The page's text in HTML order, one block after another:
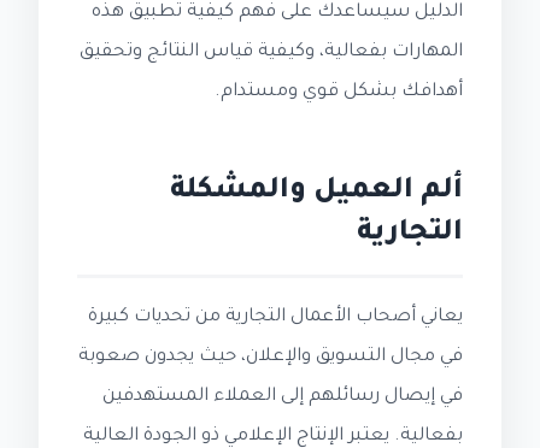
الدليل سيساعدك على فهم كيفية تطبيق هذه
المهارات بفعالية، وكيفية قياس النتائج وتحقيق
أهدافك بشكل قوي ومستدام.
ألم العميل والمشكلة
التجارية
يعاني أصحاب الأعمال التجارية من تحديات كبيرة
في مجال التسويق والإعلان، حيث يجدون صعوبة
في إيصال رسائلهم إلى العملاء المستهدفين
بفعالية. يعتبر الإنتاج الإعلامي ذو الجودة العالية